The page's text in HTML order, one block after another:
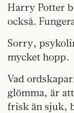
Harry Potter
också.
Sorry,
mycket hopp.
Vad
glömma, är
frisk än sjuk,